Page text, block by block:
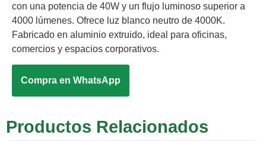
con una potencia de 40W y un flujo luminoso superior a
4000 lúmenes. Ofrece luz blanco neutro de 4000K.
Fabricado en aluminio extruido, ideal para oficinas,
comercios y espacios corporativos.
Compra en WhatsApp
Productos Relacionados